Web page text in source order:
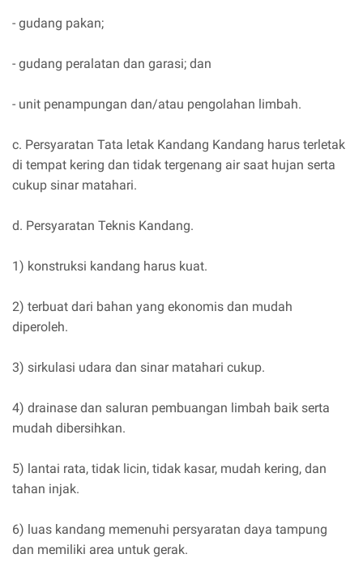
- gudang pakan;
- gudang peralatan dan garasi; dan
- unit penampungan dan/atau pengolahan limbah.
c. Persyaratan Tata letak Kandang Kandang harus terletak
di tempat kering dan tidak tergenang air saat hujan serta
cukup sinar matahari.
d. Persyaratan Teknis Kandang.
1) konstruksi kandang harus kuat.
2) terbuat dari bahan yang ekonomis dan mudah
diperoleh.
3) sirkulasi udara dan sinar matahari cukup.
4) drainase dan saluran pembuangan limbah baik serta
mudah dibersihkan.
5) lantai rata, tidak licin, tidak kasar, mudah kering, dan
tahan injak.
6) luas kandang memenuhi persyaratan daya tampung
dan memiliki area untuk gerak.